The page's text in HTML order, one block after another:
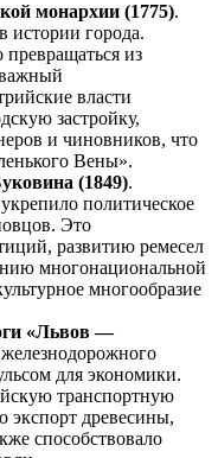
монархии (1775).
истории города.
из
власти
застройку,
и чиновников, что
Вены».
(1849).
политическое
Это
развитию ремесел
многонациональной
многообразие
«Львов —
для экономики.
транспортную
экспорт древесины,
способствовало